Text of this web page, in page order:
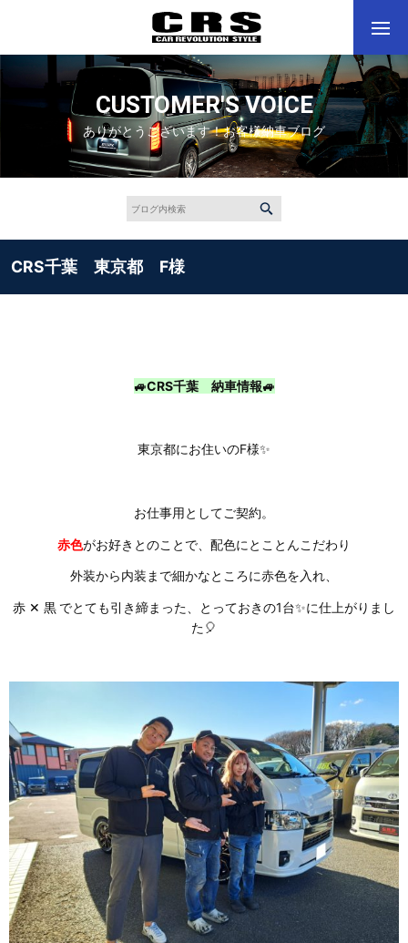
CUSTOMER'S VOICE
ありがとうございます！お客様納車ブログ
CRS千葉 東京都 F様
🚙CRS千葉 納車情報🚙
東京都にお住いのF様✨
お仕事用としてご契約。
赤色がお好きとのことで、配色にとことんこだわり
外装から内装まで細かなところに赤色を入れ、
赤 ✕ 黒 でとても引き締まった、とっておきの1台✨に仕上がりまし
た🎈